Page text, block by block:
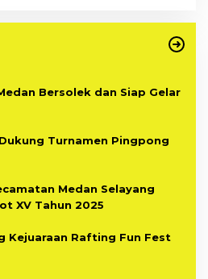
Bersolek dan Siap Gelar
Turnamen Pingpong
Medan Selayang
XV Tahun 2025
Kejuaraan Rafting Fun Fest